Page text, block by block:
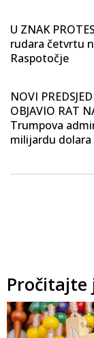
U ZNAK
rudara četvrtu
Raspotočje
NOVI
OBJAVIO RAT
Trumpova
milijardu dolara
Pročitajte